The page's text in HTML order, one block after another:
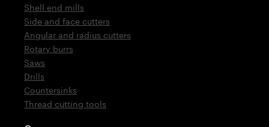
Shell end mills
Side and face cutters
Angular and radius cutters
Rotary burrs
Saws
Drills
Countersinks
Thread cutting tools